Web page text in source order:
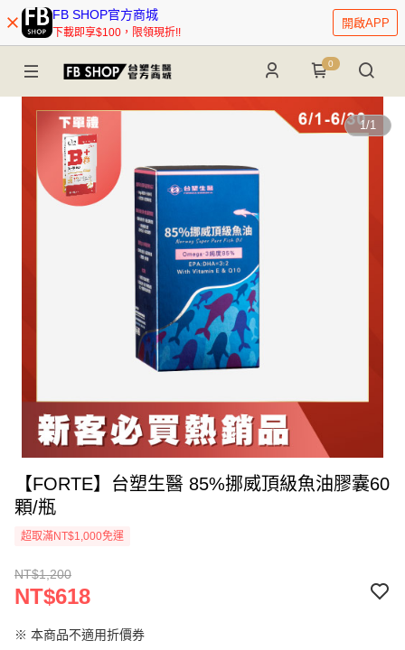
FB SHOP官方商城
下載即享$100，限領現折!!
開啟APP
0
1/1
【FORTE】台塑生醫 85%挪威頂級魚油膠囊60
顆/瓶
超取滿NT$1,000免運
NT$1,200
NT$618
※ 本商品不適用折價券